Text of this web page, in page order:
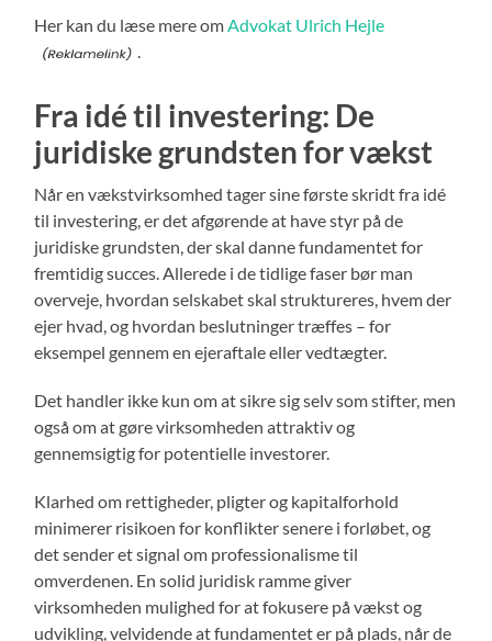
Her kan du læse mere om Advokat Ulrich Hejle
Fra idé til investering: De
juridiske grundsten for vækst
Når en vækstvirksomhed tager sine første skridt fra idé
til investering, er det afgørende at have styr på de
juridiske grundsten, der skal danne fundamentet for
fremtidig succes. Allerede i de tidlige faser bør man
overveje, hvordan selskabet skal struktureres, hvem der
ejer hvad, og hvordan beslutninger træffes – for
eksempel gennem en ejeraftale eller vedtægter.
Det handler ikke kun om at sikre sig selv som stifter, men
også om at gøre virksomheden attraktiv og
gennemsigtig for potentielle investorer.
Klarhed om rettigheder, pligter og kapitalforhold
minimerer risikoen for konflikter senere i forløbet, og
det sender et signal om professionalisme til
omverdenen. En solid juridisk ramme giver
virksomheden mulighed for at fokusere på vækst og
udvikling, velvidende at fundamentet er på plads, når de